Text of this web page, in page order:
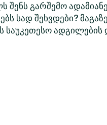
შენს გარშემო
სად შეხვდები?
საუკეთესო ადგილების